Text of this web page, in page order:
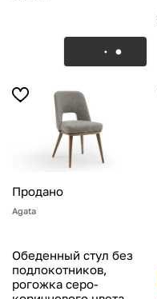
Продано
Agata
Обеденный стул без
подлокотников,
рогожка серо-